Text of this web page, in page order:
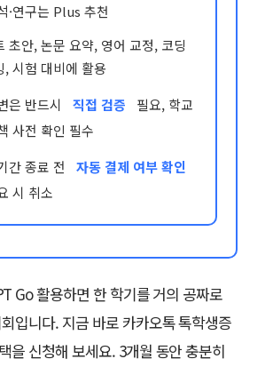
·연구는 Plus 추천
초안, 논문 요약, 영어 교정, 코딩
, 시험 대비에 활용
은 반드시
직접 검증
필요, 학교
사전 확인 필수
간 종료 전
자동 결제 여부 확인
시 취소
Go 활용하면 한 학기를 거의 공짜로
입니다. 지금 바로 카카오톡 톡학생증
을 신청해 보세요. 3개월 동안 충분히